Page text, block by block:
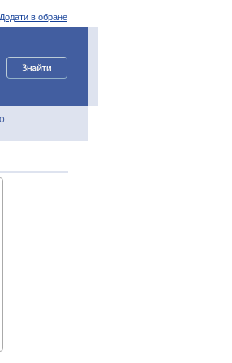
Додати в обране